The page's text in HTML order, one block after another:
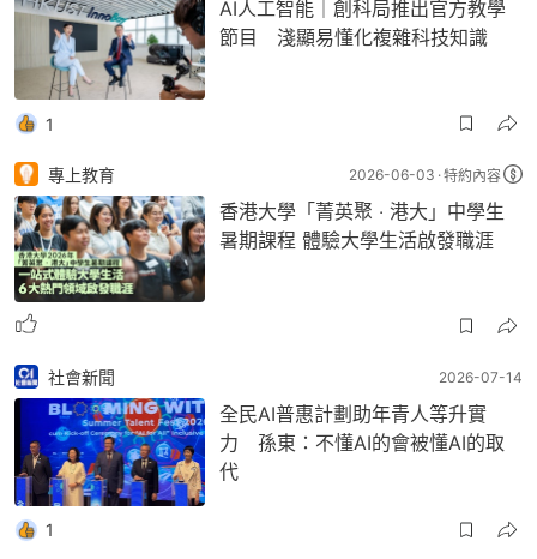
AI人工智能｜創科局推出官方教學
節目 淺顯易懂化複雜科技知識
1
專上教育 2026-06-03 特約內容
香港大學「菁英聚 ‧ 港大」中學生
暑期課程 體驗大學生活啟發職涯
社會新聞 2026-07-14
全民AI普惠計劃助年青人等升實
力 孫東：不懂AI的會被懂AI的取
代
1